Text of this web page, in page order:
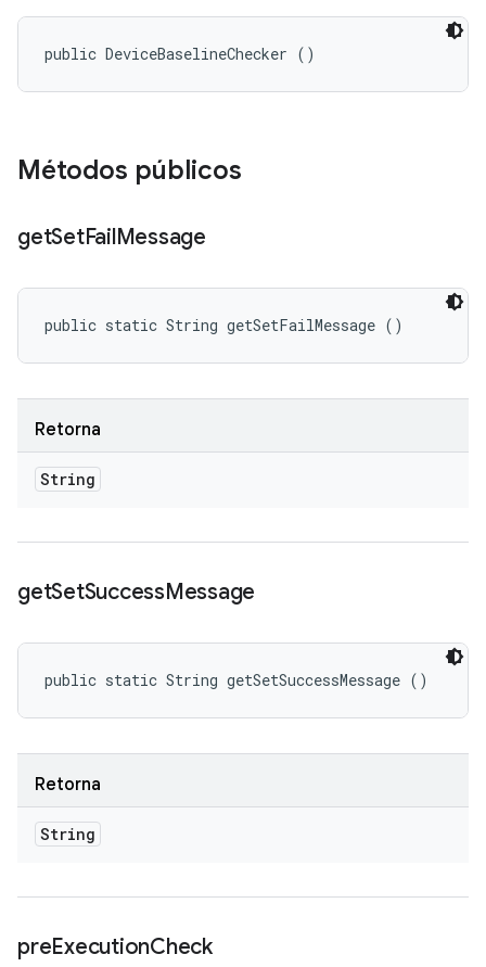
public DeviceBaselineChecker ()
Métodos públicos
getSetFailMessage
public static String getSetFailMessage ()
Retorna
String
getSetSuccessMessage
public static String getSetSuccessMessage ()
Retorna
String
preExecutionCheck